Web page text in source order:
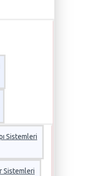
Sistemleri
Sistemleri